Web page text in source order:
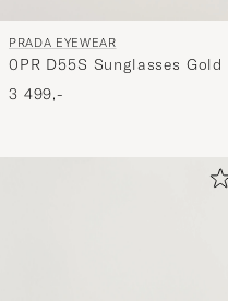
PRADA EYEWEAR
0PR D55S Sunglasses Gold
3 499,-